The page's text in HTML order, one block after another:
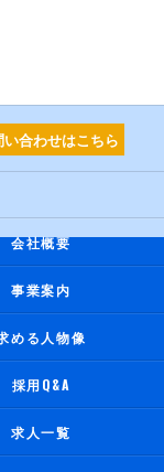
い合わせはこちら
会社概要
事業案内
める人物像
採用Q&A
求人一覧